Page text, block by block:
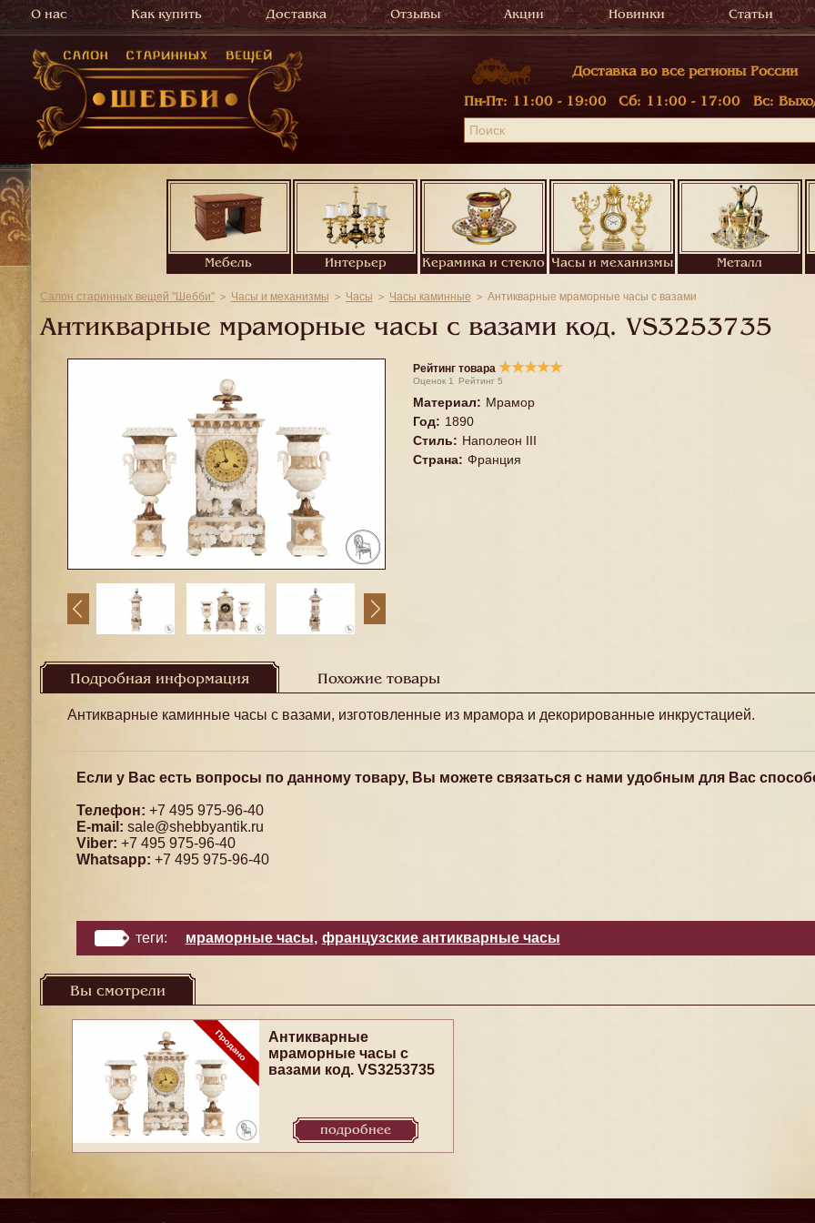
О нас Как купить Доставка Отзывы Акции Новинки Статьи
Доставка во все регионы России
Пн-Пт: 11:00 - 19:00 Сб: 11:00 - 17:00 Вс:
Мебель Интерьер Керамика и стекло Часы и механизмы Металл
Салон старинных вещей "Шебби" Часы и механизмы Часы Часы каминные Антикварные мраморные часы с вазами
Антикварные мраморные часы с вазами код. VS3253735
Рейтинг товара ★★★★★
Оценок 1 Рейтинг 5
Материал: Мрамор
Год: 1890
Стиль: Наполеон III
Страна: Франция
Подробная информация Похожие товары
Антикварные каминные часы с вазами, изготовленные из мрамора и декорированные инкрустацией.
Если у Вас есть вопросы по данному товару, Вы можете связаться с нами удобным для Вас
Телефон: +7 495 975-96-40
E-mail: sale@shebbyantik.ru
Viber: +7 495 975-96-40
Whatsapp: +7 495 975-96-40
теги: мраморные часы, французские антикварные часы
Вы смотрели
Антикварные
мраморные часы с
вазами код. VS3253735
подробнее